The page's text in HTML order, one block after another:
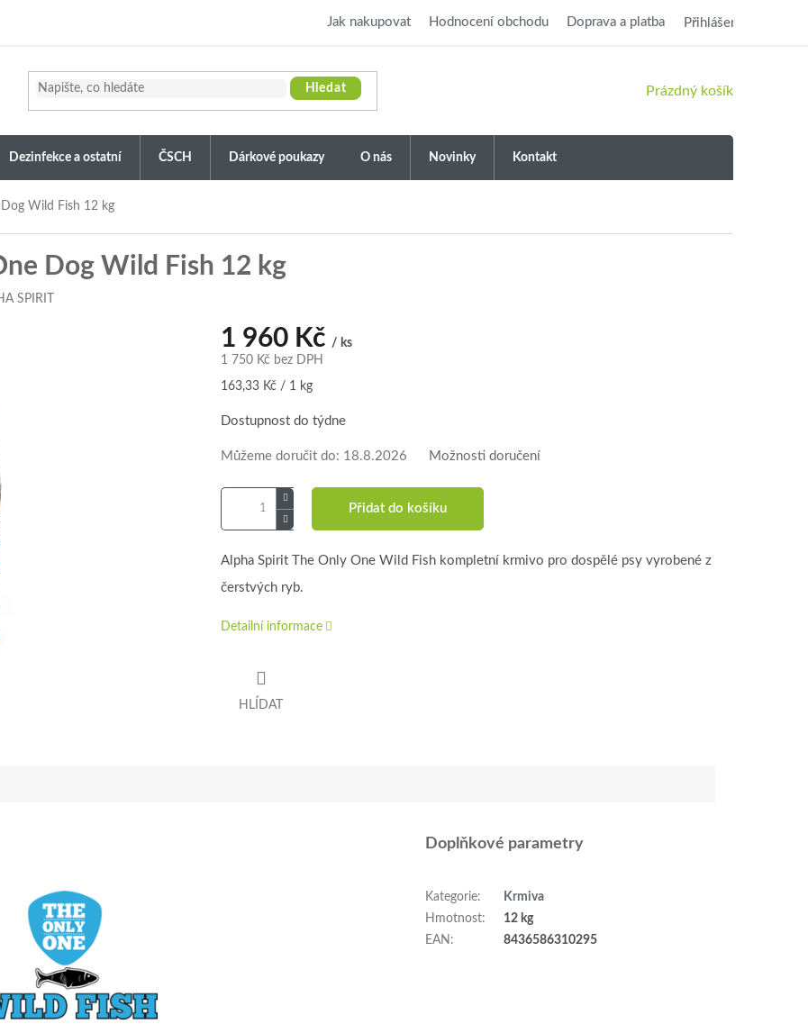
Jak nakupovat Hodnocení obchodu Doprava a platba Přihlášení
Hledat
NÁKUPNÍ
Prázdný košík
Dezinfekce a ostatní ČSCH Dárkové poukazy O nás Novinky Kontakt
Wild Fish 12 kg
Dog Wild Fish 12 kg
SPIRIT
1 960 Kč / ks
1 750 Kč bez DPH
Měrná
163,33 Kč / 1 kg
Dostupnost do týdne
Můžeme doručit do: 18.8.2026 Možnosti doručení
Přidat do košíku
Alpha Spirit The Only One Wild Fish kompletní krmivo pro dospělé psy vyrobené z
čerstvých ryb.
Detailní informace
HLÍDAT
Doplňkové parametry
Kategorie:
Krmiva
Hmotnost:
12 kg
EAN : 8436586310295